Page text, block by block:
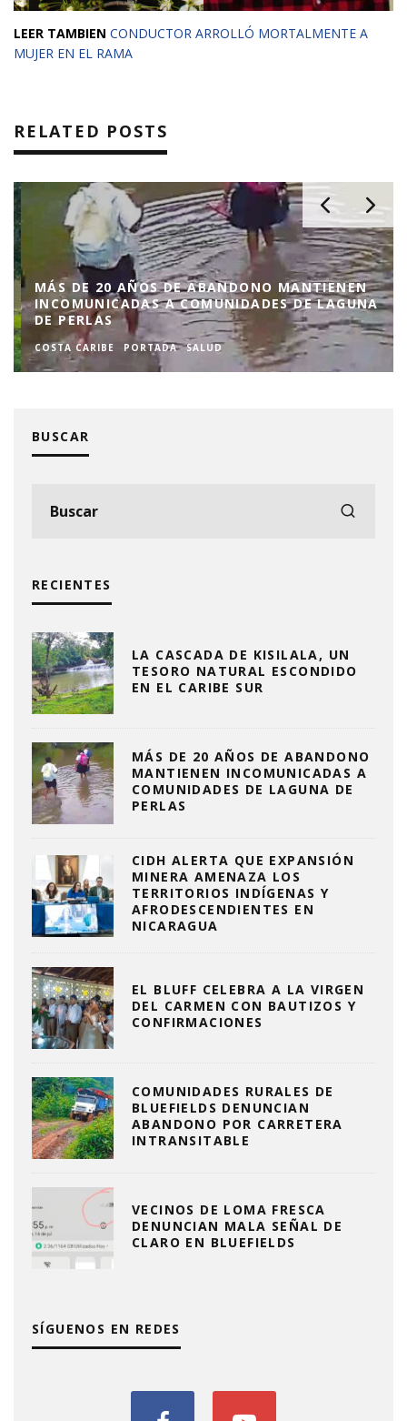
LEER TAMBIEN CONDUCTOR ARROLLÓ MORTALMENTE A
MUJER EN EL RAMA
RELATED POSTS
MÁS DE 20 AÑOS DE ABANDONO MANTIENEN
INCOMUNICADAS A COMUNIDADES DE LAGUNA
DE PERLAS
COSTA CARIBE PORTADA SALUD
BUSCAR
RECIENTES
LA CASCADA DE KISILALA, UN
TESORO NATURAL ESCONDIDO
EN EL CARIBE SUR
MÁS DE 20 AÑOS DE ABANDONO
MANTIENEN INCOMUNICADAS A
COMUNIDADES DE LAGUNA DE
PERLAS
CIDH ALERTA QUE EXPANSIÓN
MINERA AMENAZA LOS
TERRITORIOS INDÍGENAS Y
AFRODESCENDIENTES EN
NICARAGUA
EL BLUFF CELEBRA A LA VIRGEN
DEL CARMEN CON BAUTIZOS Y
CONFIRMACIONES
COMUNIDADES RURALES DE
BLUEFIELDS DENUNCIAN
ABANDONO POR CARRETERA
INTRANSITABLE
VECINOS DE LOMA FRESCA
DENUNCIAN MALA SEÑAL DE
CLARO EN BLUEFIELDS
SÍGUENOS EN REDES